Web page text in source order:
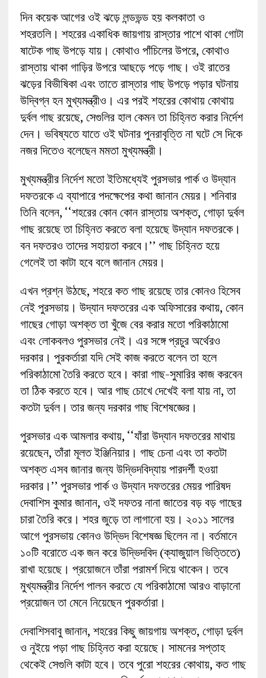
দিন কয়েক আগের ওই ঝড়ে লন্ডভন্ড হয় কলকাতা ও
শহরতলি। শহরের একাধিক জায়গায় রাস্তার পাশে থাকা গোটা
ষাটেক গাছ উপড়ে যায়। কোথাও পাঁচিলের উপরে, কোথাও
রাস্তায় থাকা গাড়ির উপরে আছড়ে পড়ে গাছ। ওই রাতের
ঝড়ের বিভীষিকা এবং তাতে রাস্তার গাছ উপড়ে পড়ার ঘটনায়
উদ্বিগ্ন হন মুখ্যমন্ত্রীও। এর পরই শহরের কোথায় কোথায়
দুর্বল গাছ রয়েছে, সেগুলির হাল কেমন তা চিহ্নিত করার নির্দেশ
দেন। ভবিষ্যতে যাতে ওই ঘটনার পুনরাবৃত্তি না ঘটে সে দিকে
নজর দিতেও বলেছেন মমতা মুখ্যমন্ত্রী।
মুখ্যমন্ত্রীর নির্দেশ মতো ইতিমধ্যেই পুরসভার পার্ক ও উদ্যান
দফতরকে এ ব্যাপারে পদক্ষেপের কথা জানান মেয়র। শনিবার
তিনি বলেন, ‘‘শহরের কোন কোন রাস্তায় অশক্ত, গোড়া দুর্বল
গাছ রয়েছে তা চিহ্নিত করতে বলা হয়েছে উদ্যান দফতরকে।
বন দফতরও তাদের সহায়তা করবে।’’ গাছ চিহ্নিত হয়ে
গেলেই তা কাটা হবে বলে জানান মেয়র।
এখন প্রশ্ন উঠছে, শহরে কত গাছ রয়েছে তার কোনও হিসেব
নেই পুরসভায়। উদ্যান দফতরের এক অফিসারের কথায়, কোন
গাছের গোড়া অশক্ত তা খুঁজে বের করার মতো পরিকাঠামো
এবং লোকবলও পুরসভার নেই। এর সঙ্গে প্রচুর অর্থেরও
দরকার। পুরকর্তারা যদি সেই কাজ করতে বলেন তা হলে
পরিকাঠামো তৈরি করতে হবে। কারা গাছ-সুমারির কাজ করবেন
তা ঠিক করতে হবে। আর গাছ চোখে দেখেই বলা যায় না, তা
কতটা দুর্বল। তার জন্য দরকার গাছ বিশেষজ্ঞের।
পুরসভার এক আমলার কথায়, ‘‘যাঁরা উদ্যান দফতরের মাথায়
রয়েছেন, তাঁরা মূলত ইঞ্জিনিয়ার। গাছ চেনা এবং তা কতটা
অশক্ত এসব জানার জন্য উদ্ভিদবিদ্যায় পারদর্শী হওয়া
দরকার।’’ পুরসভার পার্ক ও উদ্যান দফতরের মেয়র পারিষদ
দেবাশিস কুমার জানান, ওই দফতর নানা জাতের বড় বড় গাছের
চারা তৈরি করে। শহর জুড়ে তা লাগানো হয়। ২০১১ সালের
আগে পুরসভায় কোনও উদ্ভিদ বিশেষজ্ঞ ছিলেন না। বর্তমানে
১০টি বরোতে এক জন করে উদ্ভিদবিদ (ক্যাজুয়াল ভিত্তিতে)
রাখা হয়েছে। প্রয়োজনে তাঁরা পরামর্শ দিয়ে থাকেন। তবে
মুখ্যমন্ত্রীর নির্দেশ পালন করতে যে পরিকাঠামো আরও বাড়ানো
প্রয়োজন তা মেনে নিয়েছেন পুরকর্তারা।
দেবাশিসবাবু জানান, শহরের কিছু জায়গায় অশক্ত, গোড়া দুর্বল
ও নুইয়ে পড়া গাছ চিহ্নিত করা হয়েছে। সামনের সপ্তাহ
থেকেই সেগুলি কাটা হবে। তবে পুরো শহরের কোথায়, কত গাছ